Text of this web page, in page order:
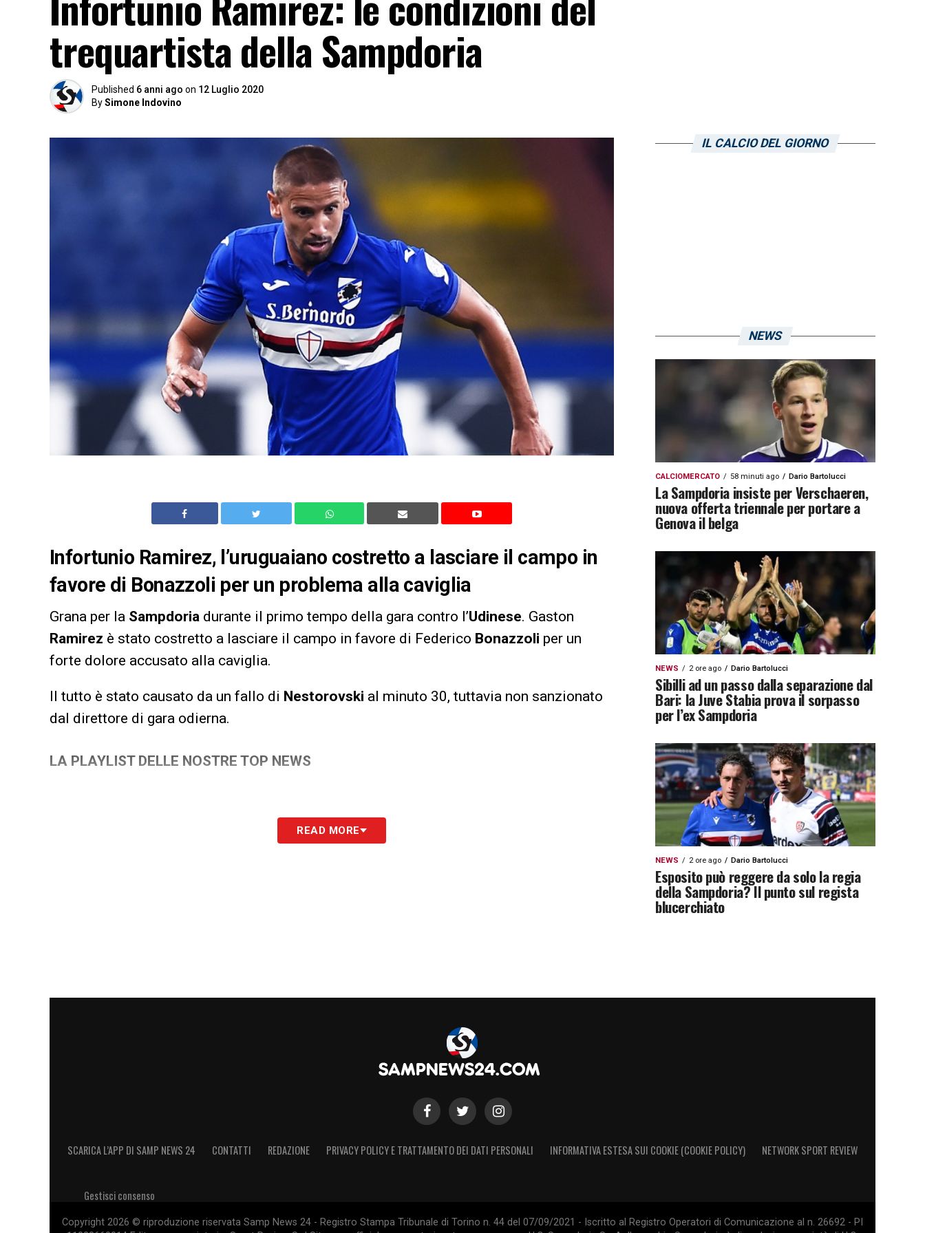
trequartista della Sampdoria
Published 6 anni ago on 12 Luglio 2020
BySimone Indovino
Infortunio Ramirez, l’uruguaiano costretto a lasciare il campo in
favore di Bonazzoli per un problema alla caviglia
Grana per la Sampdoria durante il primo tempo della gara contro l’Udinese. Gaston
Ramirez è stato costretto a lasciare il campo in favore di Federico Bonazzoli per un
forte dolore accusato alla caviglia.
Il tutto è stato causato da un fallo di Nestorovski al minuto 30, tuttavia non sanzionato
dal direttore di gara odierna.
LA PLAYLIST DELLE NOSTRE TOP NEWS
READ MORE
IL CALCIO DEL GIORNO
NEWS
CALCIOMERCATO 58 minuti ago Dario Bartolucci
La Sampdoria insiste per Verschaeren,
nuova offerta triennale per portare a
Genova il belga
NEWS 2 ore ago Dario Bartolucci
Sibilli ad un passo dalla separazione dal
Bari: la Juve Stabia prova il sorpasso
per l’ex Sampdoria
NEWS 2 ore ago Dario Bartolucci
Esposito può reggere da solo la regia
della Sampdoria? Il punto sul regista
blucerchiato
SCARICA L’APP DI SAMP NEWS 24 CONTATTI REDAZIONE PRIVACY POLICY E TRATTAMENTO DEI DATI PERSONALI INFORMATIVA ESTESA SUI COOKIE (COOKIE POLICY) NETWORK SPORT REVIEW
Gestisci consenso
Copyright 2026 © riproduzione riservata Samp News 24 - Registro Stampa Tribunale di Torino n. 44 del 07/09/2021 - Iscritto al Registro Operatori di Comunicazione al n. 26692 - PI